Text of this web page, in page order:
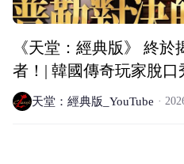
《天堂：經典版》 終
者！| 韓國傳奇玩家脫口
天堂：經典版_YouTube